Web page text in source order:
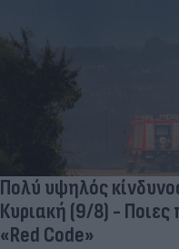
Πολύ υψηλός
Κυριακή (9/8) - Ποιες
«Red Code»